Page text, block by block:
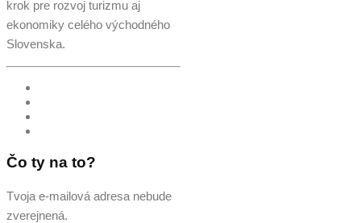
krok pre rozvoj turizmu aj
ekonomiky celého východného
Slovenska.
Čo ty na to?
Tvoja e-mailová adresa nebude
zverejnená.